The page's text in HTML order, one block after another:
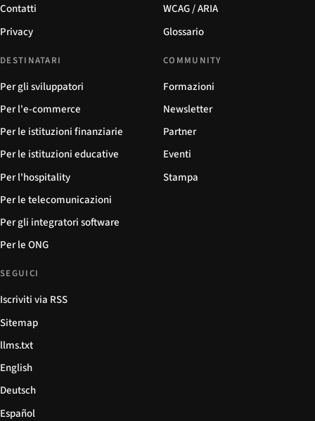
Contatti
Privacy
WCAG / ARIA
Glossario
DESTINATARI
Per gli sviluppatori
Per l'e-commerce
Per le istituzioni finanziarie
Per le istituzioni educative
Per l'hospitality
Per le telecomunicazioni
Per gli integratori software
Per le ONG
COMMUNITY
Formazioni
Newsletter
Partner
Eventi
Stampa
SEGUICI
Iscriviti via RSS
Sitemap
llms.txt
English
Deutsch
Español